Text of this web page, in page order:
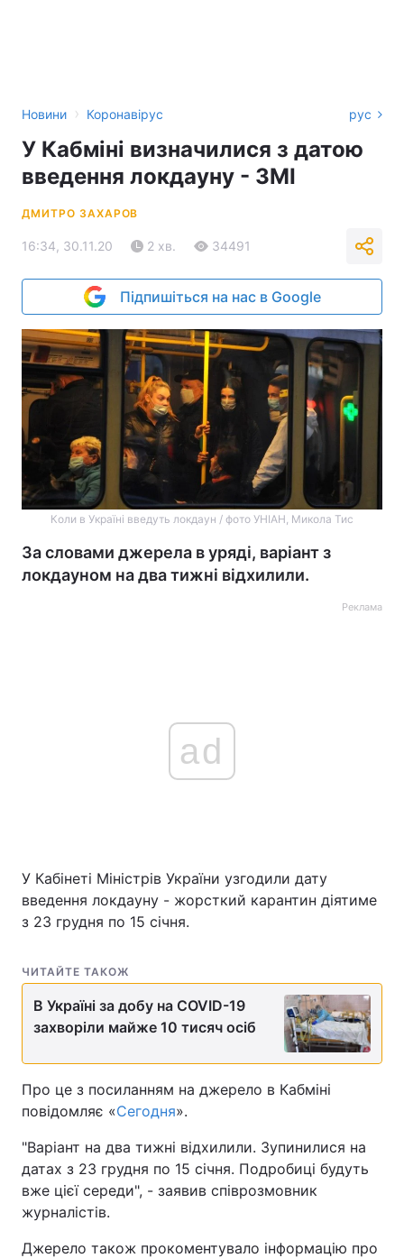
Новини › Коронавірус рус
У Кабміні визначилися з датою
введення локдауну - ЗМІ
ДМИТРО ЗАХАРОВ
16:34, 30.11.20 2 хв. 34491
Підпишіться на нас в Google
Коли в Україні введуть локдаун / фото УНІАН, Микола Тис
За словами джерела в уряді, варіант з
локдауном на два тижні відхилили.
Реклама
ad
У Кабінеті Міністрів України узгодили дату
введення локдауну - жорсткий карантин діятиме
з 23 грудня по 15 січня.
ЧИТАЙТЕ ТАКОЖ
В Україні за добу на COVID-19
захворіли майже 10 тисяч осіб
Про це з посиланням на джерело в Кабміні
повідомляє «Сегодня».
"Варіант на два тижні відхилили. Зупинилися на
датах з 23 грудня по 15 січня. Подробиці будуть
вже цієї середи", - заявив співрозмовник
журналістів.
Джерело також прокоментувало інформацію про